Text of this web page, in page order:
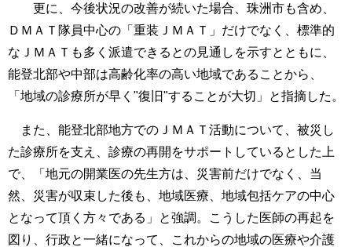
更に、今後状況の改善が続いた場合、珠洲市も含め、
ＤＭＡＴ隊員中心の「重装ＪＭＡＴ」だけでなく、標準的
なＪＭＡＴも多く派遣できるとの見通しを示すとともに、
能登北部や中部は高齢化率の高い地域であることから、
「地域の診療所が早く"復旧"することが大切」と指摘した。
また、能登北部地方でのＪＭＡＴ活動について、被災し
た診療所を支え、診療の再開をサポートしているとした上
で、「地元の開業医の先生方は、災害前だけでなく、当
然、災害が収束した後も、地域医療、地域包括ケアの中心
となって頂く方々である」と強調。こうした医師の再起を
図り、行政と一緒になって、これからの地域の医療や介護